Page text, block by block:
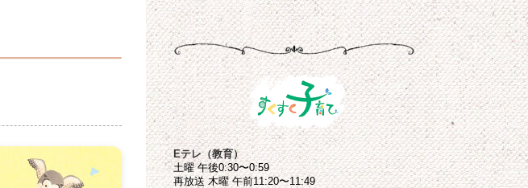
Eテレ（教育）
土曜 午後0:30〜0:59
再放送 木曜 午前11:20〜11:49